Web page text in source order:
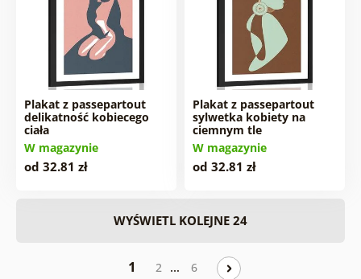
Plakat z passepartout
delikatność kobiecego
ciała
W magazynie
od 32.81 zł
Plakat z passepartout
sylwetka kobiety na
ciemnym tle
W magazynie
od 32.81 zł
WYŚWIETL KOLEJNE 24
1 2 … 6